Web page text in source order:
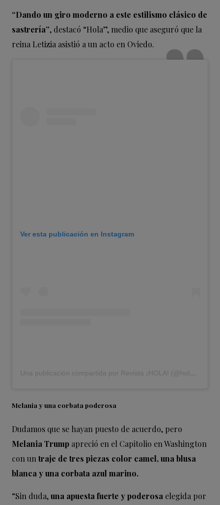
“Dando un giro moderno a este estilismo clásico de
sastrería”, destacó “Hola”, medio que aseguró que la
reina Letizia asistió a un acto en Oviedo.
Ver esta publicación en Instagram
Una publicación compartida por Revista ¡HOLA! (@holacom)
Melania y una corbata poderosa
Dudamos que se hayan puesto de acuerdo, pero
Melania Trump apreció en el Capitolio en Washington
con un traje de tres piezas color camel, una blusa
blanca y una corbata azul marino.
“Sin duda,una apuesta fuerte y poderosa elegida por